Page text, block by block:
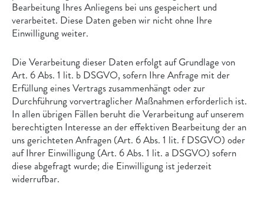
Bearbeitung Ihres Anliegens bei uns gespeichert und
verarbeitet. Diese Daten geben wir nicht ohne Ihre
Einwilligung weiter.
Die Verarbeitung dieser Daten erfolgt auf Grundlage von
Art. 6 Abs. 1 lit. b DSGVO, sofern Ihre Anfrage mit der
Erfüllung eines Vertrags zusammenhängt oder zur
Durchführung vorvertraglicher Maßnahmen erforderlich ist.
In allen übrigen Fällen beruht die Verarbeitung auf unserem
berechtigten Interesse an der effektiven Bearbeitung der an
uns gerichteten Anfragen (Art. 6 Abs. 1 lit. f DSGVO) oder
auf Ihrer Einwilligung (Art. 6 Abs. 1 lit. a DSGVO) sofern
diese abgefragt wurde; die Einwilligung ist jederzeit
widerrufbar.